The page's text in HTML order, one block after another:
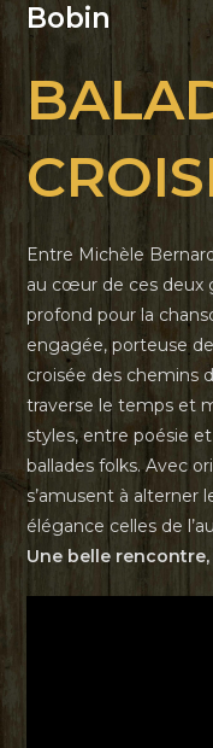
Bobin
Entre Michèle
au cœur de ces deux
profond pour la
engagée, porteuse
croisée des chemins
traverse le temps et
styles, entre poésie
ballades folks. Avec
s’amusent à alterner
élégance celles de
Une belle